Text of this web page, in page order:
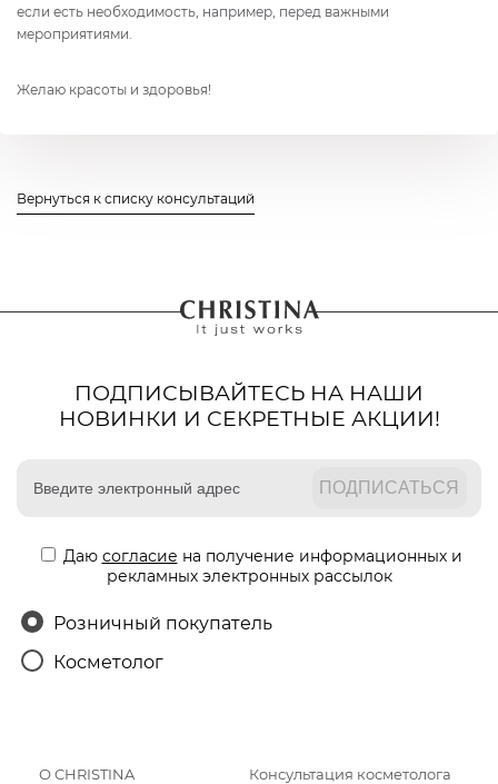
если есть необходимость, например, перед важными
мероприятиями.
Желаю красоты и здоровья!
Вернуться к списку консультаций
ПОДПИСЫВАЙТЕСЬ НА НАШИ
НОВИНКИ И СЕКРЕТНЫЕ АКЦИИ!
Даю согласие на получение информационных и
рекламных электронных рассылок
Розничный покупатель
Косметолог
О CHRISTINA Консультация косметолога